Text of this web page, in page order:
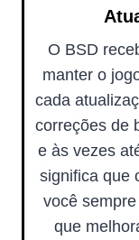
O BSD
manter o
cada
correções de
e às vezes
significa que
você
que